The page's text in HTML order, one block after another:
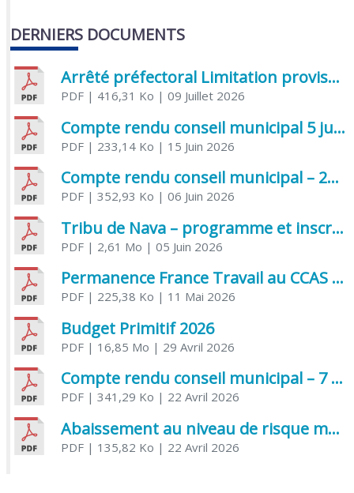
DERNIERS DOCUMENTS
Arrêté préfectoral Limitation provisoire des usages de l’eau
PDF| 416,31 Ko | 09 Juillet 2026
Compte rendu conseil municipal 5 juin 2026 sénatoriale
PDF| 233,14 Ko | 15 Juin 2026
Compte rendu conseil municipal – 21 avril 2026
PDF| 352,93 Ko | 06 Juin 2026
Tribu de Nava – programme et inscriptions été 2026
PDF| 2,61 Mo | 05 Juin 2026
Permanence France Travail au CCAS de Saujon Juin 2026
PDF| 225,38 Ko | 11 Mai 2026
Budget Primitif 2026
PDF| 16,85 Mo | 29 Avril 2026
Compte rendu conseil municipal – 7 avril 2026
PDF| 341,29 Ko | 22 Avril 2026
Abaissement au niveau de risque modéré de l’Influenza aviaire
PDF| 135,82 Ko | 22 Avril 2026